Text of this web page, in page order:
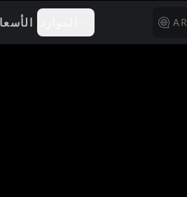
AR